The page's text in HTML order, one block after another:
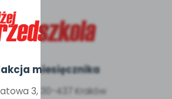
miesięcznika
3, 30-437 Kraków